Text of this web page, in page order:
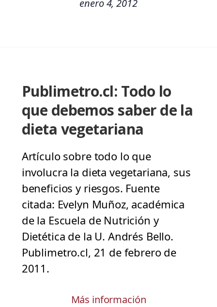
enero 4, 2012
Publimetro.cl: Todo lo
que debemos saber de la
dieta vegetariana
Artículo sobre todo lo que
involucra la dieta vegetariana, sus
beneficios y riesgos. Fuente
citada: Evelyn Muñoz, académica
de la Escuela de Nutrición y
Dietética de la U. Andrés Bello.
Publimetro.cl, 21 de febrero de
2011.
Más información